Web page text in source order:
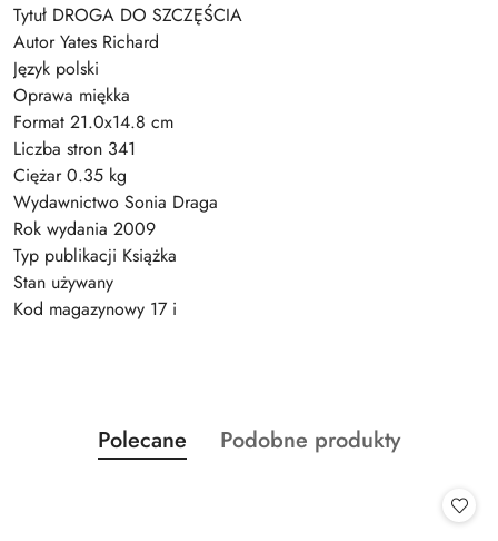
Tytuł DROGA DO SZCZĘŚCIA
Autor Yates Richard
Język polski
Oprawa miękka
Format 21.0x14.8 cm
Liczba stron 341
Ciężar 0.35 kg
Wydawnictwo Sonia Draga
Rok wydania 2009
Typ publikacji Książka
Stan używany
Kod magazynowy 17 i
Pomiń karuzelę produktów
Produkty
o
Polecane
Produkty
Podobne produkty